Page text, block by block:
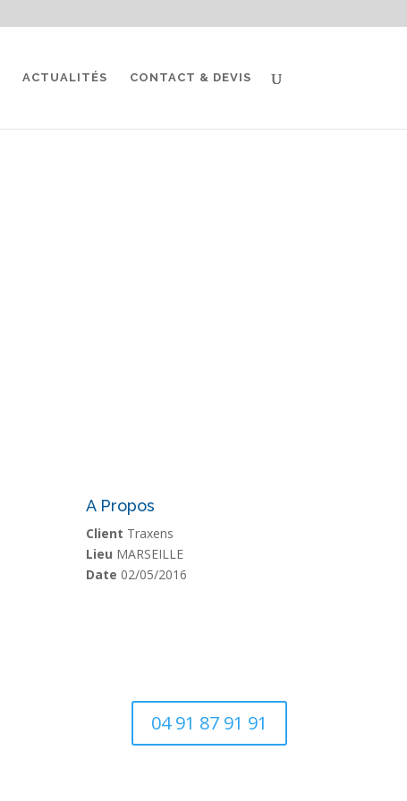
ACTUALITÉS CONTACT & DEVIS
A Propos
Client Traxens
Lieu MARSEILLE
Date 02/05/2016
04 91 87 91 91